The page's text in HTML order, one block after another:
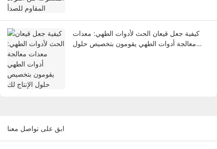
كيفية جعل قيعان الحث لأدوات الطهي: معدات
معالجة أدوات الطهي يقومون بتخصيص حلول
ابق على تواصل معنا